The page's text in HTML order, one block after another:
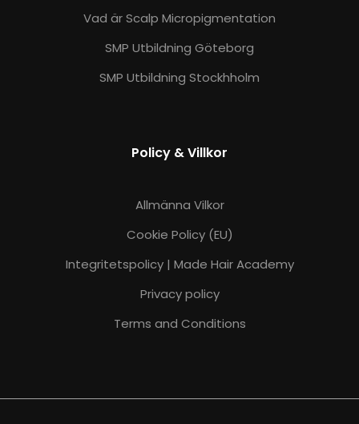
Vad är Scalp Micropigmentation
SMP Utbildning Göteborg
SMP Utbildning Stockhholm
Policy & Villkor
Allmänna Vilkor
Cookie Policy (EU)
Integritetspolicy | Made Hair Academy
Privacy policy
Terms and Conditions